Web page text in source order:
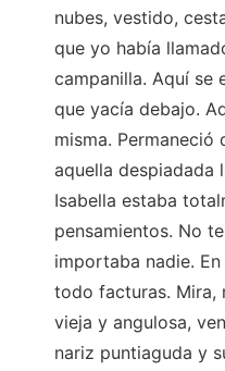
nubes, vestido,
que yo había
campanilla. Aquí se
que yacía debajo.
misma. Permaneció
aquella despiadada
Isabella estaba
pensamientos. No
importaba nadie.
todo facturas. Mira,
vieja y angulosa,
nariz puntiaguda y